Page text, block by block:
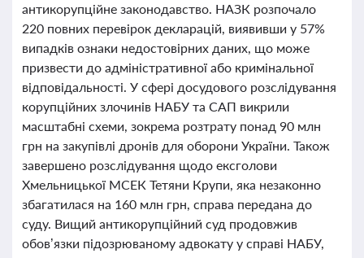
антикорупційне законодавство. НАЗК розпочало
220 повних перевірок декларацій, виявивши у 57%
випадків ознаки недостовірних даних, що може
призвести до адміністративної або кримінальної
відповідальності. У сфері досудового розслідування
корупційних злочинів НАБУ та САП викрили
масштабні схеми, зокрема розтрату понад 90 млн
грн на закупівлі дронів для оборони України. Також
завершено розслідування щодо ексголови
Хмельницької МСЕК Тетяни Крупи, яка незаконно
збагатилася на 160 млн грн, справа передана до
суду. Вищий антикорупційний суд продовжив
обов’язки підозрюваному адвокату у справі НАБУ,